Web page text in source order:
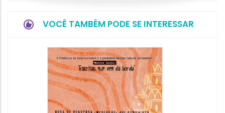
VOCÊ TAMBÉM PODE SE INTERESSAR